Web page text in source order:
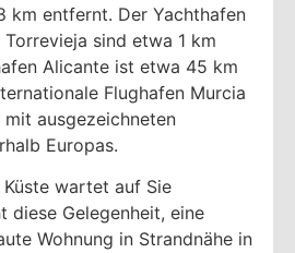
km entfernt. Der Yachthafen
sind etwa 1 km
Alicante ist etwa 45 km
Flughafen Murcia
ausgezeichneten
Europas.
wartet auf Sie
diese Gelegenheit, eine
Wohnung in Strandnähe in